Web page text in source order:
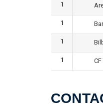
1
1
1
1 CF